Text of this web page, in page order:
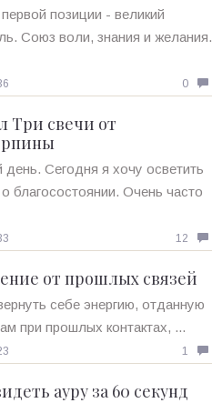
позиции - великий
Союз воли, знания и желания.
0
Три свечи от
день. Сегодня я хочу осветить
благосостоянии. Очень часто
12
от прошлых связей
себе энергию, отданную
при прошлых контактах, ...
1
ауру за 60 секунд